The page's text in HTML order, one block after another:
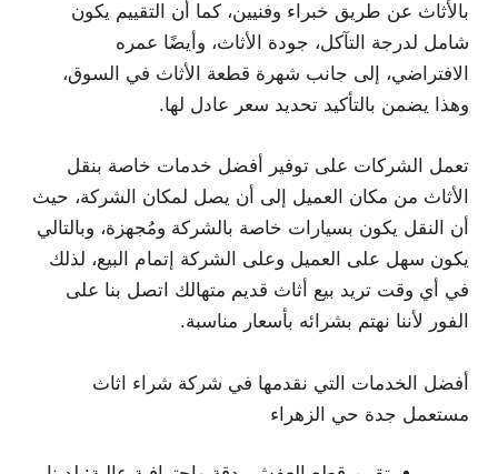
بالأثاث عن طريق خبراء وفنيين، كما أن التقييم يكون
شامل لدرجة التآكل، جودة الأثاث، وأيضًا عمره
الافتراضي، إلى جانب شهرة قطعة الأثاث في السوق،
وهذا يضمن بالتأكيد تحديد سعر عادل لها.
تعمل الشركات على توفير أفضل خدمات خاصة بنقل
الأثاث من مكان العميل إلى أن يصل لمكان الشركة، حيث
أن النقل يكون بسيارات خاصة بالشركة ومُجهزة، وبالتالي
يكون سهل على العميل وعلى الشركة إتمام البيع، لذلك
في أي وقت تريد بيع أثاث قديم متهالك اتصل بنا على
الفور لأننا نهتم بشرائه بأسعار مناسبة.
أفضل الخدمات التي نقدمها في شركة شراء اثاث
مستعمل جدة حي الزهراء